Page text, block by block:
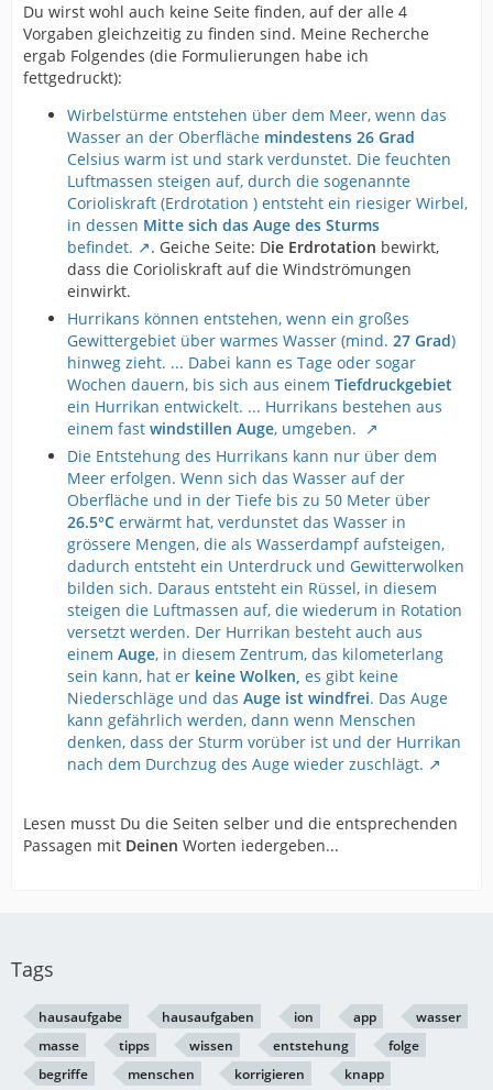
Du wirst wohl auch keine Seite finden, auf der alle 4
Vorgaben gleichzeitig zu finden sind. Meine Recherche
ergab Folgendes (die Formulierungen habe ich
fettgedruckt):
Wirbelstürme entstehen über dem Meer, wenn das
Wasser an der Oberfläche mindestens 26 Grad
Celsius warm ist und stark verdunstet. Die feuchten
Luftmassen steigen auf, durch die sogenannte
Corioliskraft (Erdrotation ) entsteht ein riesiger Wirbel,
in dessen Mitte sich das Auge des Sturms
befindet.
. Geiche Seite: Die Erdrotation bewirkt,
dass die Corioliskraft auf die Windströmungen
einwirkt.
Hurrikans können entstehen, wenn ein großes
Gewittergebiet über warmes Wasser (mind. 27 Grad)
hinweg zieht. ... Dabei kann es Tage oder sogar
Wochen dauern, bis sich aus einem Tiefdruckgebiet
ein Hurrikan entwickelt. ... Hurrikans bestehen aus
einem fast windstillen Auge, umgeben.
Die Entstehung des Hurrikans kann nur über dem
Meer erfolgen. Wenn sich das Wasser auf der
Oberfläche und in der Tiefe bis zu 50 Meter über
26.5°C erwärmt hat, verdunstet das Wasser in
grössere Mengen, die als Wasserdampf aufsteigen,
dadurch entsteht ein Unterdruck und Gewitterwolken
bilden sich. Daraus entsteht ein Rüssel, in diesem
steigen die Luftmassen auf, die wiederum in Rotation
versetzt werden. Der Hurrikan besteht auch aus
einem Auge, in diesem Zentrum, das kilometerlang
sein kann, hat er keine Wolken, es gibt keine
Niederschläge und das Auge ist windfrei. Das Auge
kann gefährlich werden, dann wenn Menschen
denken, dass der Sturm vorüber ist und der Hurrikan
nach dem Durchzug des Auge wieder zuschlägt.
Lesen musst Du die Seiten selber und die entsprechenden
Passagen mit Deinen Worten iedergeben...
Tags
hausaufgabe hausaufgaben ion app
wasser
masse
tipps wissen entstehung
folge
begriffe
menschen korrigieren knapp